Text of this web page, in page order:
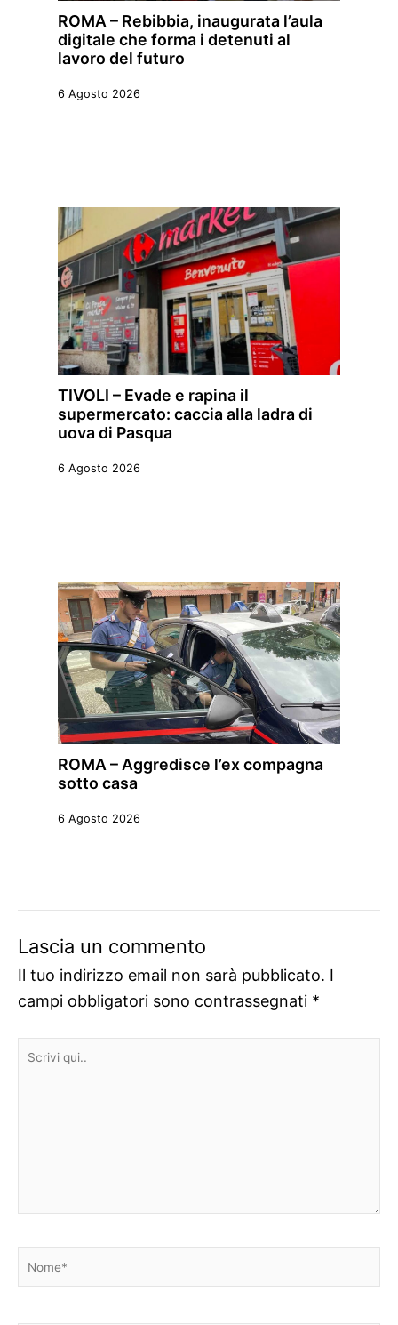
ROMA – Rebibbia, inaugurata l’aula
digitale che forma i detenuti al
lavoro del futuro
6 Agosto 2026
TIVOLI – Evade e rapina il
supermercato: caccia alla ladra di
uova di Pasqua
6 Agosto 2026
ROMA – Aggredisce l’ex compagna
sotto casa
6 Agosto 2026
Lascia un commento
Il tuo indirizzo email non sarà pubblicato. I
campi obbligatori sono contrassegnati *
Scrivi
Nome*